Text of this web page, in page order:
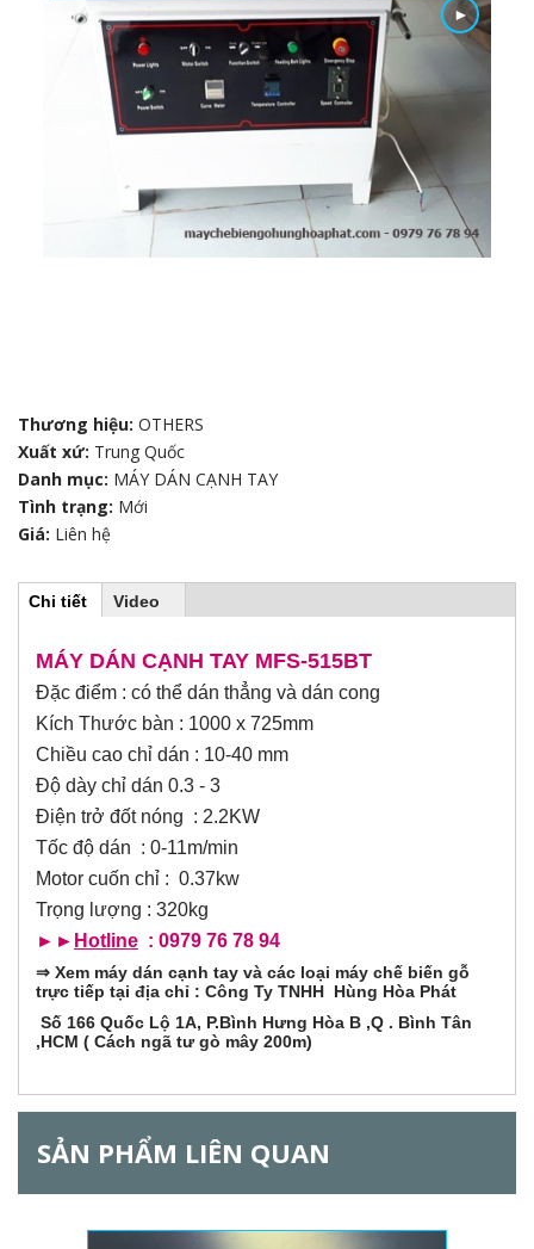
►
Thương hiệu: OTHERS
Xuất xứ: Trung Quốc
Danh mục: MÁY DÁN CẠNH TAY
Tình trạng: Mới
Giá: Liên hệ
o
o
n
G
Chi tiết
b
o
ạ
t
đ
n
g
Video
MÁY DÁN CẠNH TAY MFS-515BT
Đặc điểm : có thể dán thẳng và dán cong
Kích Thước bàn : 1000 x 725mm
Chiều cao chỉ dán : 10-40 mm
Độ dày chỉ dán 0.3 - 3
Điện trở đốt nóng : 2.2KW
Tốc độ dán : 0-11m/min
Motor cuốn chỉ : 0.37kw
Trọng lượng : 320kg
►► Hotline : 0979 76 78 94
⇒ Xem máy dán cạnh tay và các loại máy chế biến gỗ
trực tiếp tại địa chỉ : Công Ty TNHH Hùng Hòa Phát
Số 166 Quốc Lộ 1A, P.Bình Hưng Hòa B ,Q . Bình Tân
,HCM ( Cách ngã tư gò mây 200m)
SẢN PHẨM LIÊN QUAN